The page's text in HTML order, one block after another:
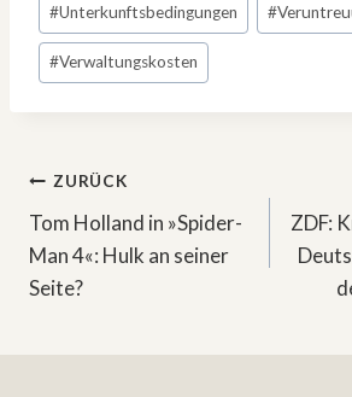
#Unterkunftsbedingungen #
#Verwaltungskosten
ZURÜCK
Tom Holland in »Spider-
Man 4«: Hulk an seiner
Seite?
ZDF: